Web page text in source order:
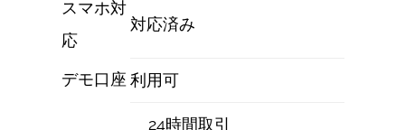
スマホ対
応
対応済み
デモ口座 利用可
24時間取引